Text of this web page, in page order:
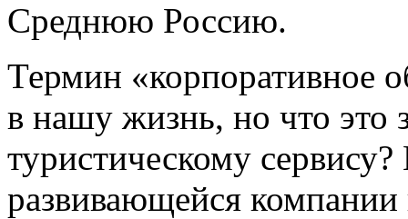
Среднюю Россию.
Термин «корпоративное
в нашу жизнь, но что это
туристическому
развивающейся компании